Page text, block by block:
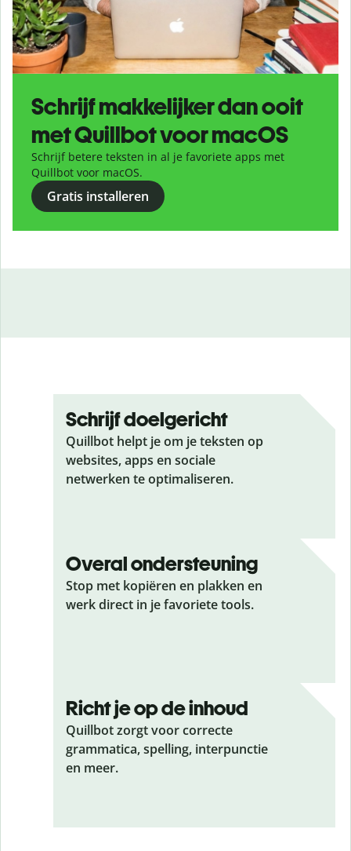
Schrijf makkelijker dan ooit
met Quillbot voor macOS
Schrijf betere teksten in al je favoriete apps met
Quillbot voor macOS.
Gratis installeren
Schrijf doelgericht
Quillbot helpt je om je teksten op
websites, apps en sociale
netwerken te optimaliseren.
Overal ondersteuning
Stop met kopiëren en plakken en
werk direct in je favoriete tools.
Richt je op de inhoud
Quillbot zorgt voor correcte
grammatica, spelling, interpunctie
en meer.